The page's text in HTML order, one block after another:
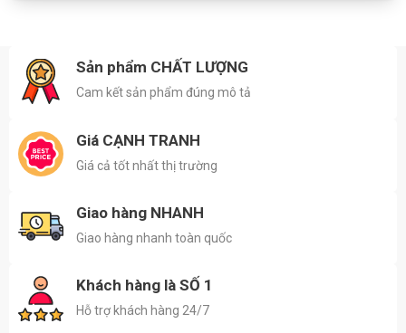
Sản phẩm CHẤT LƯỢNG
Cam kết sản phẩm đúng mô tả
Giá CẠNH TRANH
Giá cả tốt nhất thị trường
Giao hàng NHANH
Giao hàng nhanh toàn quốc
Khách hàng là SỐ 1
Hỗ trợ khách hàng 24/7